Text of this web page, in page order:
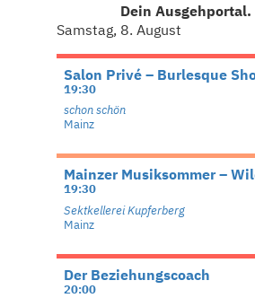
Dein
Samstag, 8. August
Salon Privé – Burlesque
19:30
schon schön
Mainz
Mainzer Musiksommer –
19:30
Sektkellerei Kupferberg
Mainz
Der Beziehungscoach
20:00